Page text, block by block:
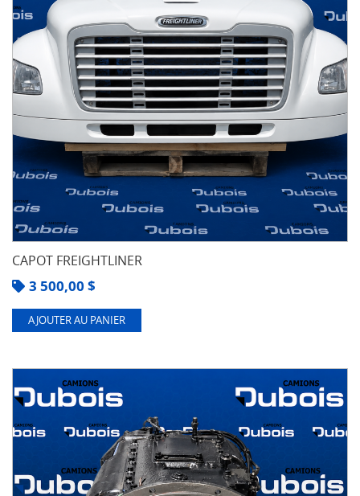
CAPOT FREIGHTLINER
3 500,00 $
AJOUTER AU PANIER